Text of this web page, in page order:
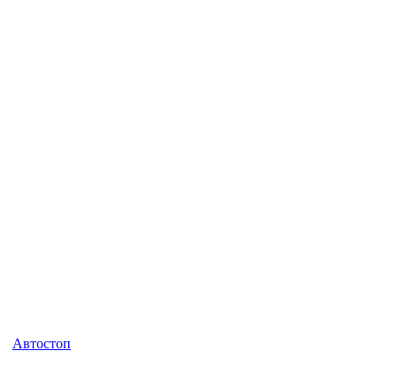
Автостоп